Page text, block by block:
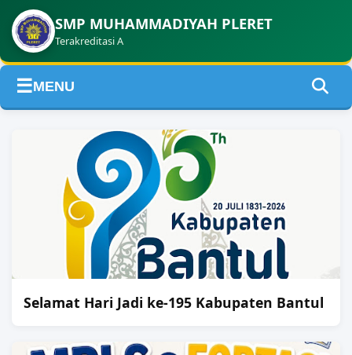
SMP MUHAMMADIYAH PLERET
Terakreditasi A
☰MENU
Selamat Hari Jadi ke-195 Kabupaten Bantul